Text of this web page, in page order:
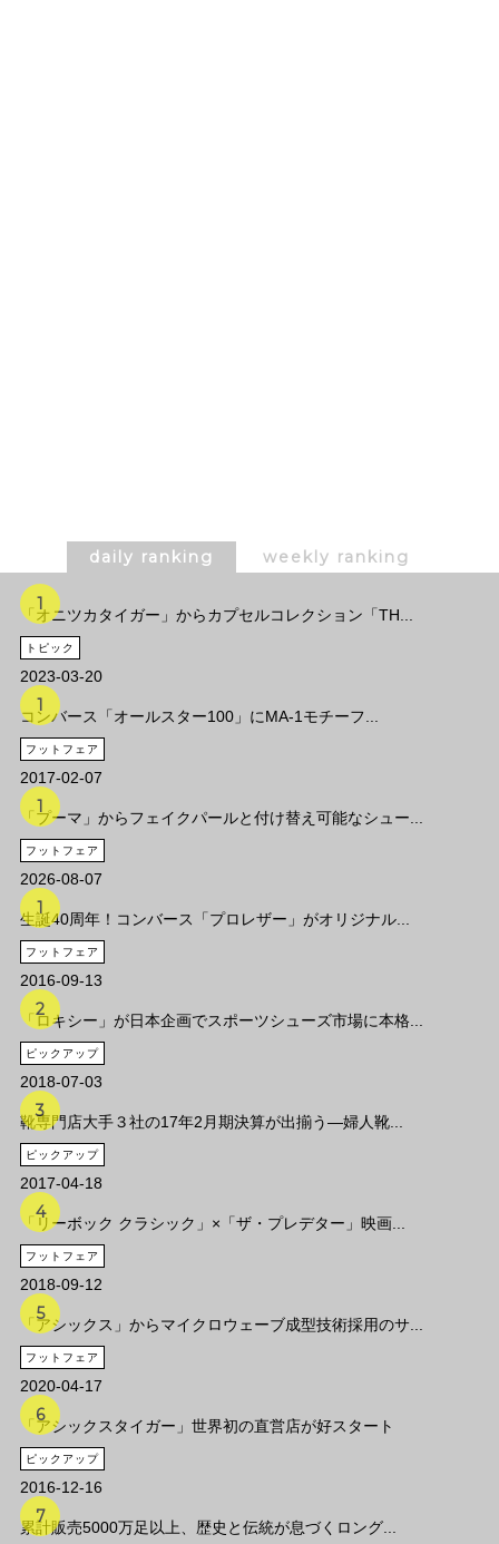
daily ranking weekly ranking
「オニツカタイガー」からカプセルコレクション「TH...
トピック
2023-03-20
コンバース「オールスター100」にMA-1モチーフ...
フットフェア
2017-02-07
「プーマ」からフェイクパールと付け替え可能なシュー...
フットフェア
2026-08-07
生誕40周年！コンバース「プロレザー」がオリジナル...
フットフェア
2016-09-13
「ロキシー」が日本企画でスポーツシューズ市場に本格...
ピックアップ
2018-07-03
靴専門店大手３社の17年2月期決算が出揃う―婦人靴...
ピックアップ
2017-04-18
「リーボック クラシック」×「ザ・プレデター」映画...
フットフェア
2018-09-12
「アシックス」からマイクロウェーブ成型技術採用のサ...
フットフェア
2020-04-17
「アシックスタイガー」世界初の直営店が好スタート
ピックアップ
2016-12-16
累計販売5000万足以上、歴史と伝統が息づくロング...